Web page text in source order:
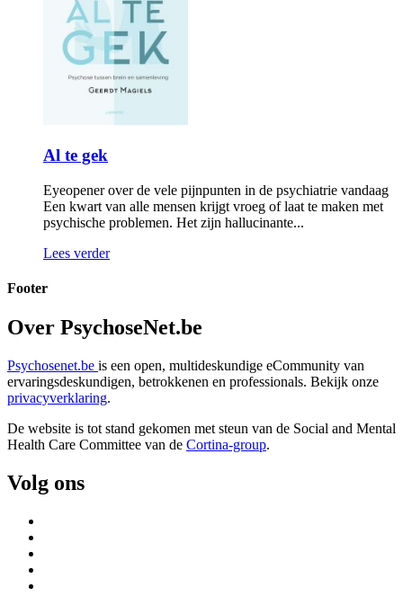
Al te gek
Eyeopener over de vele pijnpunten in de psychiatrie vandaag
Een kwart van alle mensen krijgt vroeg of laat te maken met
psychische problemen. Het zijn hallucinante...
Lees verder
Footer
Over PsychoseNet.be
Psychosenet.be is een open, multideskundige eCommunity van
ervaringsdeskundigen, betrokkenen en professionals. Bekijk onze
privacyverklaring.
De website is tot stand gekomen met steun van de Social and Mental
Health Care Committee van de Cortina-group.
Volg ons